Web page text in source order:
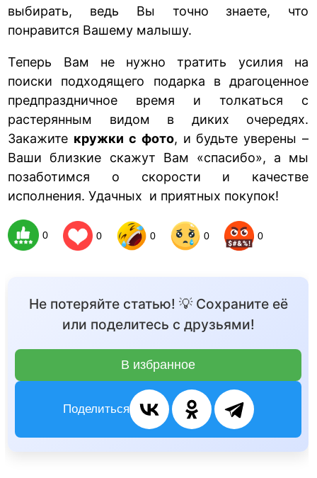
выбирать, ведь Вы точно знаете, что
понравится Вашему малышу.
Теперь Вам не нужно тратить усилия на
поиски подходящего подарка в драгоценное
предпраздничное время и толкаться с
растерянным видом в диких очередях.
Закажите кружки с фото, и будьте уверены –
Ваши близкие скажут Вам «спасибо», а мы
позаботимся о скорости и качестве
исполнения. Удачных и приятных покупок!
0 0 0 0 0
Не потеряйте статью! 💡 Сохраните её
или поделитесь с друзьями!
В избранное
Поделиться